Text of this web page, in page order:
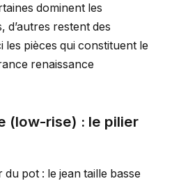
dominent les
d’autres restent des
les pièces qui constituent le
renaissance
(low-rise) : le pilier
pot : le jean taille basse